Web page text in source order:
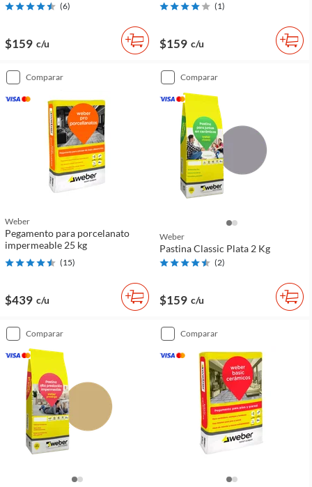
(6)
$159 c/u
(1)
$159 c/u
comparar
Weber
Pegamento para porcelanato
impermeable 25 kg
(15)
$439 c/u
comparar
Weber
Pastina Classic Plata 2 Kg
(2)
$159 c/u
comparar comparar